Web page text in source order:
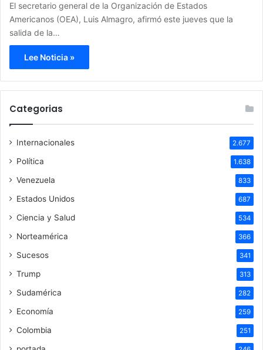
El secretario general de la Organización de Estados
Americanos (OEA), Luis Almagro, afirmó este jueves que la
salida de la…
Lee Noticia »
Categorias
Internacionales 2.677
Política 1.638
Venezuela 833
Estados Unidos 687
Ciencia y Salud 534
Norteamérica 366
Sucesos 341
Trump 313
Sudamérica 282
Economía 259
Colombia 251